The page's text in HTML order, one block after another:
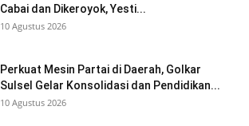
Cabai dan Dikeroyok, Yesti...
10 Agustus 2026
Perkuat Mesin Partai di Daerah, Golkar
Sulsel Gelar Konsolidasi dan Pendidikan...
10 Agustus 2026